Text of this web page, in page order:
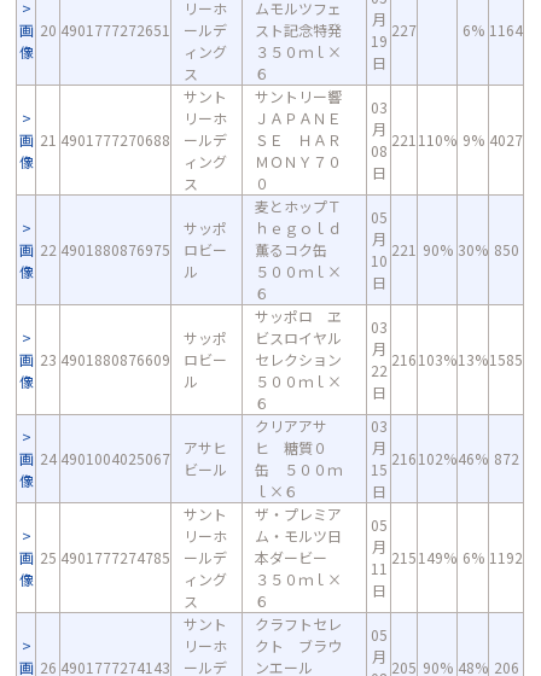
画
像
20 4901777272651
リーホ
ールデ
ィング
ス
ムモルツフェ
スト記念特発
３５０ｍｌ×
６
月
19
日
227 6% 1164
画
像
21 4901777270688
サント
リーホ
ールデ
ィング
ス
サントリー響
ＪＡＰＡＮＥ
ＳＥ ＨＡＲ
ＭＯＮＹ７０
０
03
月
08
日
221 110% 9% 4027
画
像
22 4901880876975
サッポ
ロビー
ル
麦とホップＴ
ｈｅｇｏｌｄ
薫るコク缶
５００ｍｌ×
６
05
月
10
日
221 90% 30% 850
画
像
23 4901880876609
サッポ
ロビー
ル
サッポロ ヱ
ビスロイヤル
セレクション
５００ｍｌ×
６
03
月
22
日
216103%13%1585
画
像
24 4901004025067
アサヒ
ビール
クリアアサ
ヒ 糖質０
缶 ５００ｍ
ｌ×６
03
月
15
日
216102%46% 872
画
像
25 4901777274785
サント
リーホ
ールデ
ィング
ス
ザ・プレミア
ム・モルツ日
本ダービー
３５０ｍｌ×
６
05
月
11
日
215149% 6% 1192
画 26 4901777274143
サント
リーホ
ールデ
クラフトセレ
クト ブラウ
ンエール
05
月
205 90% 48% 206